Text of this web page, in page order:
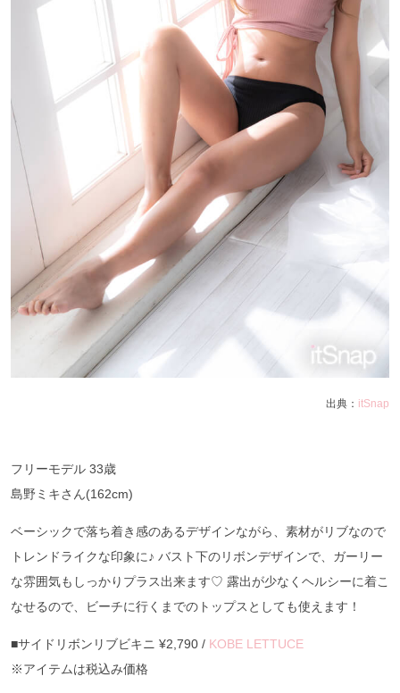
出典： itSnap
フリーモデル 33歳
島野ミキさん(162cm)
ベーシックで落ち着き感のあるデザインながら、素材がリブなので
トレンドライクな印象に♪ バスト下のリボンデザインで、ガーリー
な雰囲気もしっかりプラス出来ます♡ 露出が少なくヘルシーに着こ
なせるので、ビーチに行くまでのトップスとしても使えます！
■サイドリボンリブビキニ ¥2,790 / KOBE LETTUCE
※アイテムは税込み価格